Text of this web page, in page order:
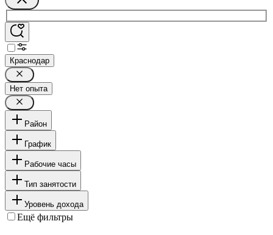
Краснодар
Нет опыта
Район
График
Рабочие часы
Тип занятости
Уровень дохода
Ещё фильтры